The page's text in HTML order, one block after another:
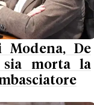
De
sia morta la